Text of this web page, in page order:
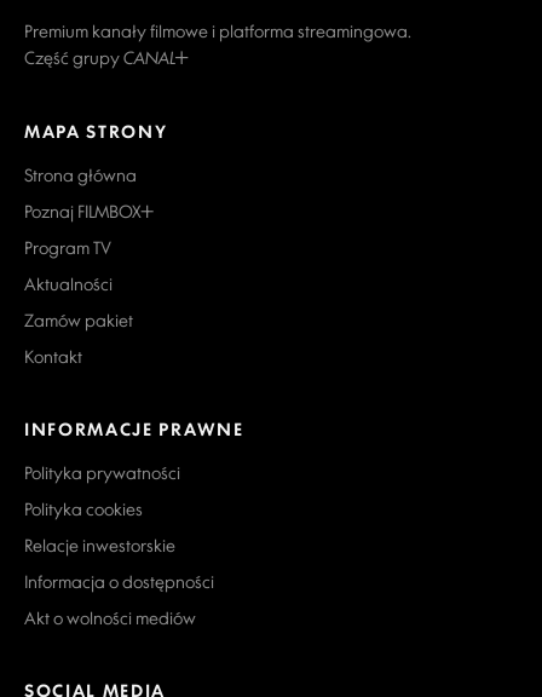
Premium kanały filmowe i platforma streamingowa.
Część grupy CANAL+
MAPA STRONY
Strona główna
Poznaj FILMBOX+
Program TV
Aktualności
Zamów pakiet
Kontakt
INFORMACJE PRAWNE
Polityka prywatności
Polityka cookies
Relacje inwestorskie
Informacja o dostępności
Akt o wolności mediów
SOCIAL MEDIA